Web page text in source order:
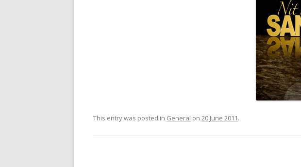
This entry was posted in General on 20 June 2011.